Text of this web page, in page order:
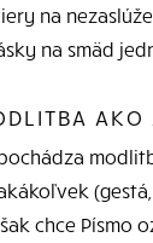
na
na smäd
AKO
chce Písmo